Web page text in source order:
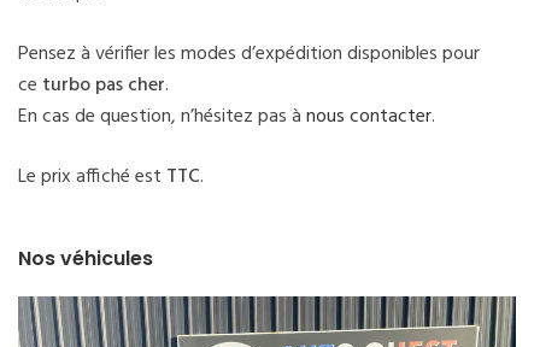
Pensez à vérifier les modes d’expédition disponibles pour
ce turbo pas cher.
En cas de question, n’hésitez pas ànous contacter.
Le prix affiché est TTC.
Nos véhicules